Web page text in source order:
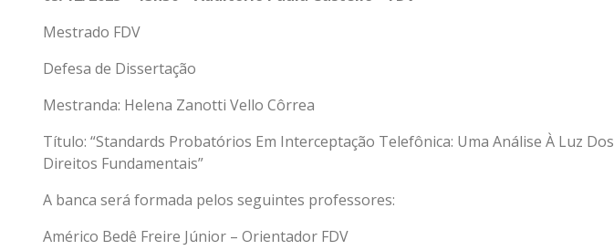
Mestrado FDV
Defesa de Dissertação
Mestranda: Helena Zanotti Vello Côrrea
Título: “Standards Probatórios Em Interceptação Telefônica: Uma Análise À Luz Dos
Direitos Fundamentais”
A banca será formada pelos seguintes professores:
Américo Bedê Freire Júnior – Orientador FDV